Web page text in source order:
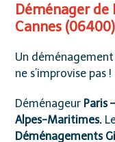
Déménager de
Cannes
Un déménagement
ne s’improvise pas !
Déménageur Paris
Alpes-Maritimes.
Déménagements